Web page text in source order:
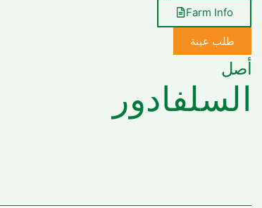
Farm Info
طلب عينة
أصل
السلفادور